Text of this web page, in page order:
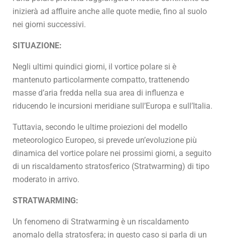
inizierà ad affluire anche alle quote medie, fino al suolo
nei giorni successivi.
SITUAZIONE:
Negli ultimi quindici giorni, il vortice polare si è
mantenuto particolarmente compatto, trattenendo
masse d’aria fredda nella sua area di influenza e
riducendo le incursioni meridiane sull’Europa e sull’Italia.
Tuttavia, secondo le ultime proiezioni del modello
meteorologico Europeo, si prevede un’evoluzione più
dinamica del vortice polare nei prossimi giorni, a seguito
di un riscaldamento stratosferico (Stratwarming) di tipo
moderato in arrivo.
STRATWARMING:
Un fenomeno di Stratwarming è un riscaldamento
anomalo della stratosfera; in questo caso si parla di un